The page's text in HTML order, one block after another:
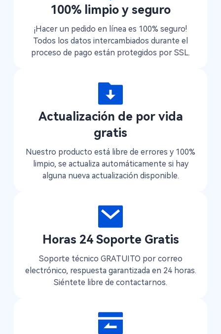
100% limpio y seguro
¡Hacer un pedido en línea es 100% seguro!
Todos los datos intercambiados durante el
proceso de pago están protegidos por SSL.
Actualización de por vida
gratis
Nuestro producto está libre de errores y 100%
limpio, se actualiza automáticamente si hay
alguna nueva actualización disponible.
Horas 24 Soporte Gratis
Soporte técnico GRATUITO por correo
electrónico, respuesta garantizada en 24 horas.
Siéntete libre de contactarnos.